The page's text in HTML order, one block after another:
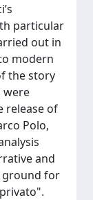
particular
out in
modern
the story
were
release of
Polo,
and
ground for